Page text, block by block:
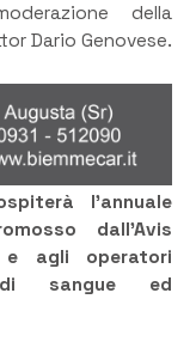
della
Dario Genovese.
l’annuale
dall’Avis
agli operatori
sangue ed